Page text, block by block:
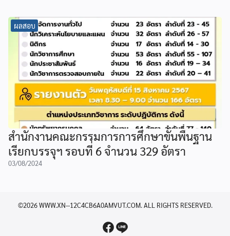
ผลสอบ
สำนักงานคณะกรรมการการศึกษาขั้นพื้นฐาน
เรียกบรรจุฯ รอบที่ 6 จำนวน 329 อัตรา
03/08/2024
©2026 WWW.XN--12C4CB6A0AMVUT.COM. ALL RIGHTS RESERVED.